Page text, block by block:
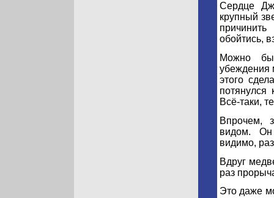
Сердце
крупный
обойтись,
Можно
убеждения
этого
потянулся
Всё-таки,
Впрочем,
видом. Он
видимо,
Вдруг
раз
Это даже